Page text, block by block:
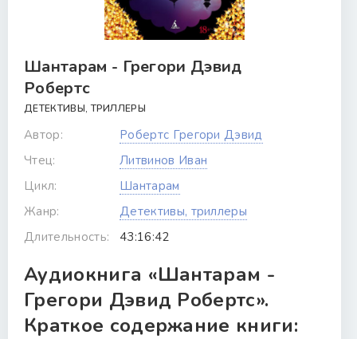
Шантарам - Грегори Дэвид
Робертс
ДЕТЕКТИВЫ, ТРИЛЛЕРЫ
Автор:
Робертс Грегори Дэвид
Чтец:
Литвинов Иван
Цикл:
Шантарам
Жанр:
Детективы, триллеры
Длительность:
43:16:42
Аудиокнига «Шантарам -
Грегори Дэвид Робертс».
Краткое содержание книги: